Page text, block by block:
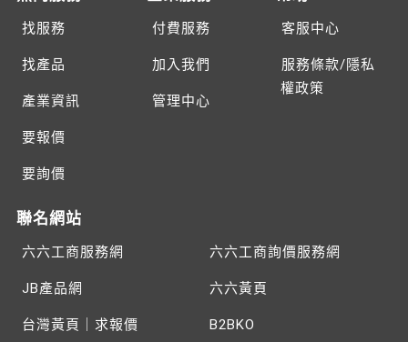
找服務
找產品
產業資訊
要報價
要詢價
付費服務
加入我們
管理中心
客服中心
服務條款/隱私
權政策
聯名網站
六六工商服務網 六六工商詢價服務網
JB產品網 六六黃頁
台灣黃頁｜求報價 B2BKO